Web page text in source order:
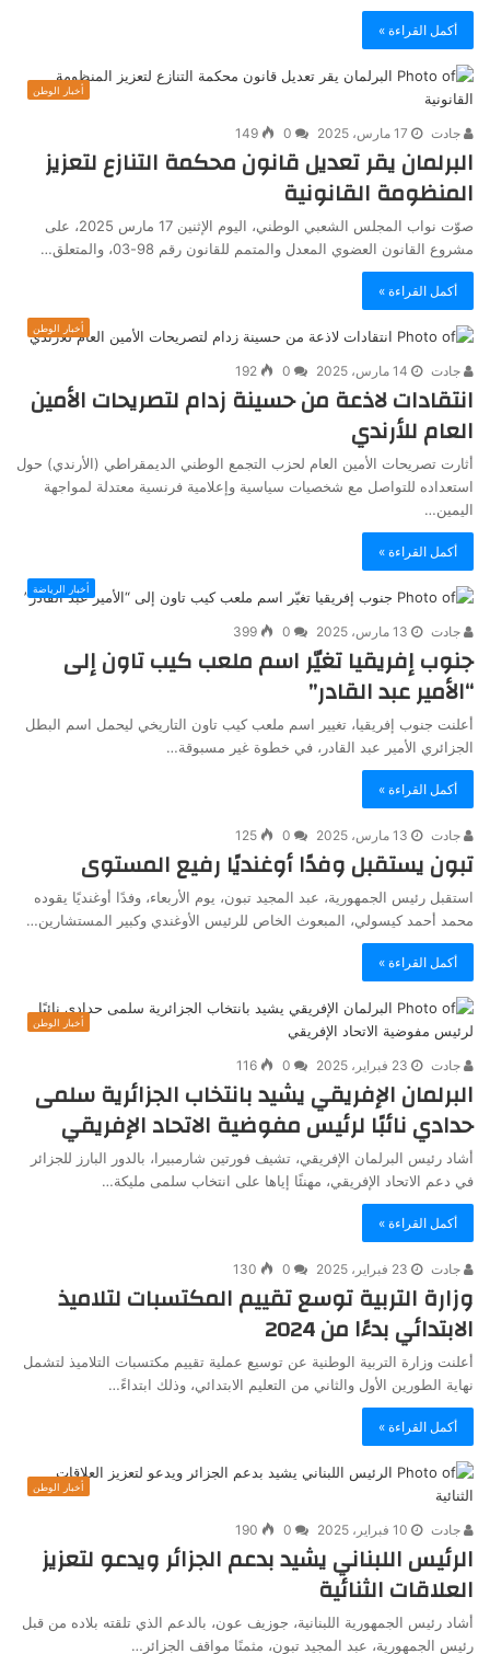
أكمل القراءة »
أخبار الوطن
جادت 17 مارس، 2025 0
149
البرلمان يقر تعديل قانون محكمة التنازع لتعزيز
المنظومة القانونية
صوّت نواب المجلس الشعبي الوطني، اليوم الإثنين 17 مارس 2025، على
مشروع القانون العضوي المعدل والمتمم للقانون رقم 98-03، والمتعلق…
أكمل القراءة »
أخبار الوطن
جادت 14 مارس، 2025 0
192
انتقادات لاذعة من حسينة زدام لتصريحات الأمين
العام للأرندي
أثارت تصريحات الأمين العام لحزب التجمع الوطني الديمقراطي (الأرندي) حول
استعداده للتواصل مع شخصيات سياسية وإعلامية فرنسية معتدلة لمواجهة
اليمين…
أكمل القراءة »
أخبار الرياضة
جادت 13 مارس، 2025 0
399
جنوب إفريقيا تغيّر اسم ملعب كيب تاون إلى
“الأمير عبد القادر”
أعلنت جنوب إفريقيا، تغيير اسم ملعب كيب تاون التاريخي ليحمل اسم البطل
الجزائري الأمير عبد القادر، في خطوة غير مسبوقة…
أكمل القراءة »
جادت 13 مارس، 2025 0
125
تبون يستقبل وفدًا أوغنديًا رفيع المستوى
استقبل رئيس الجمهورية، عبد المجيد تبون، يوم الأربعاء، وفدًا أوغنديًا يقوده
محمد أحمد كيسولي، المبعوث الخاص للرئيس الأوغندي وكبير المستشارين…
أكمل القراءة »
أخبار الوطن
جادت 23 فبراير، 2025 0
116
البرلمان الإفريقي يشيد بانتخاب الجزائرية سلمى
حدادي نائبًا لرئيس مفوضية الاتحاد الإفريقي
أشاد رئيس البرلمان الإفريقي، تشيف فورتين شارمبيرا، بالدور البارز للجزائر
في دعم الاتحاد الإفريقي، مهنئًا إياها على انتخاب سلمى مليكة…
أكمل القراءة »
جادت 23 فبراير، 2025 0
130
وزارة التربية توسع تقييم المكتسبات لتلاميذ
الابتدائي بدءًا من 2024
أعلنت وزارة التربية الوطنية عن توسيع عملية تقييم مكتسبات التلاميذ لتشمل
نهاية الطورين الأول والثاني من التعليم الابتدائي، وذلك ابتداءً…
أكمل القراءة »
أخبار الوطن
جادت 10 فبراير، 2025 0
190
الرئيس اللبناني يشيد بدعم الجزائر ويدعو لتعزيز
العلاقات الثنائية
أشاد رئيس الجمهورية اللبنانية، جوزيف عون، بالدعم الذي تلقته بلاده من قبل
رئيس الجمهورية، عبد المجيد تبون، مثمنًا مواقف الجزائر…